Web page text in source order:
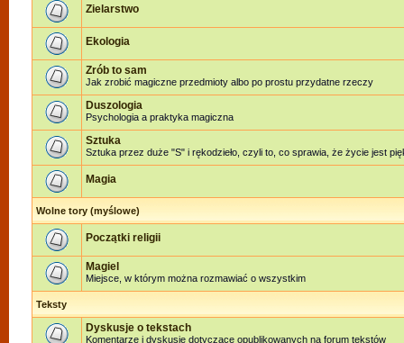
Zielarstwo
Ekologia
Zrób to sam
Jak zrobić magiczne przedmioty albo po prostu przydatne rzeczy
Duszologia
Psychologia a praktyka magiczna
Sztuka
Sztuka przez duże "S" i rękodzieło, czyli to, co sprawia, że życie jest
Magia
Wolne tory (myślowe)
Początki religii
Magiel
Miejsce, w którym można rozmawiać o wszystkim
Teksty
Dyskusje o tekstach
Komentarze i dyskusje dotyczące opublikowanych na forum tekstów